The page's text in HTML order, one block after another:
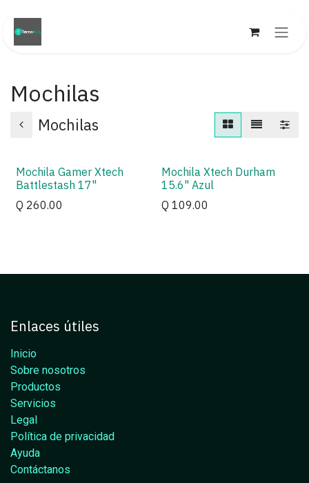
Mochilas
Mochilas
Mochila Gamer Xtech
Battlestash 17"
Q 260.00
Mochila Xtech Durham
15.6" Azul
Q 109.00
Enlaces útiles
Inicio
Sobre nosotros
Productos
Servicios
Legal
Política de privacidad
Ayuda
Contáctanos